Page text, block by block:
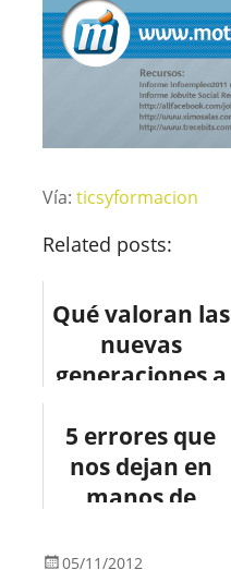
Vía: ticsyformacion
Related posts:
Qué valoran las
nuevas
generaciones a
un trabajo
#infografia
#infographic
5 errores que
nos dejan en
manos de
#infografia
05/11/2012